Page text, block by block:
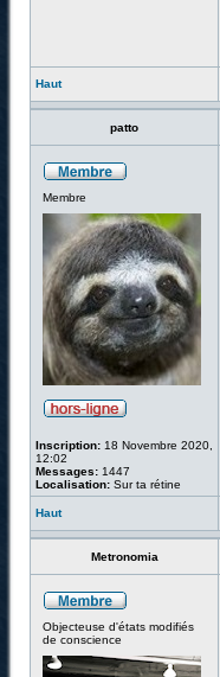
Haut
patto
Membre
Inscription: 18 Novembre 2020,
12:02
Messages: 1447
Localisation: Sur ta rétine
Haut
Metronomia
Objecteuse d'états modifiés
de conscience